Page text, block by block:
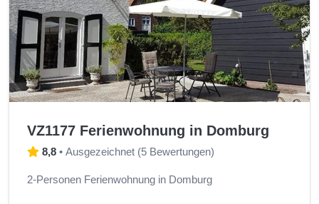
VZ1177 Ferienwohnung in Domburg
8,8 • Ausgezeichnet (5 Bewertungen)
2-Personen Ferienwohnung in Domburg